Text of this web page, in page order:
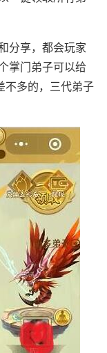
分享，都会玩家
掌门弟子可以给
不多的，三代弟子